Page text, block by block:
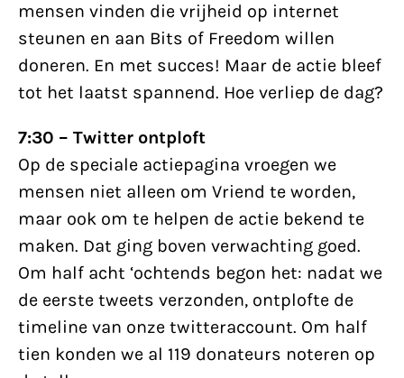
mensen vinden die vrijheid op internet
steunen en aan Bits of Freedom willen
doneren. En met succes! Maar de actie bleef
tot het laatst spannend. Hoe verliep de dag?
7:30 – Twitter ontploft
Op de speciale actiepagina vroegen we
mensen niet alleen om Vriend te worden,
maar ook om te helpen de actie bekend te
maken. Dat ging boven verwachting goed.
Om half acht ‘ochtends begon het: nadat we
de eerste tweets verzonden, ontplofte de
timeline van onze twitteraccount. Om half
tien konden we al 119 donateurs noteren op